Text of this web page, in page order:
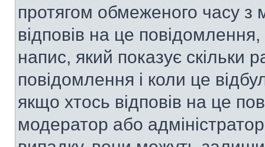
протягом обмеженого часу
відповів на це
напис, який показує скільки
повідомлення і коли це
якщо хтось відповів на це
модератор або